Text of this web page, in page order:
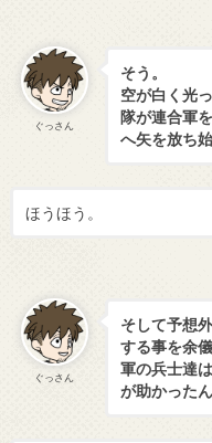
ぐっさん
そう。
空が白く光
隊が連合軍
へ矢を放ち
ほうほう。
ぐっさん
そして予想
する事を余
軍の兵士達
が助かったん